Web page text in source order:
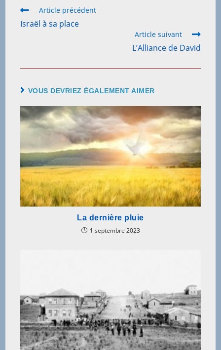
Article précédent
Israël à sa place
Article suivant
L’Alliance de David
VOUS DEVRIEZ ÉGALEMENT AIMER
La dernière pluie
1 septembre 2023